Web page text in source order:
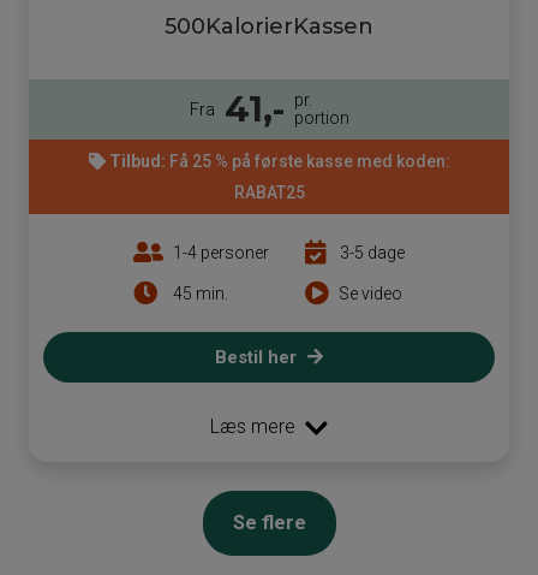
500KalorierKassen
Fra 41,-
pr.
portion
Tilbud: Få 25 % på første kasse med koden:
RABAT25
1-4 personer
45 min.
3-5 dage
Se video
Bestil her
Læs mere
Se flere